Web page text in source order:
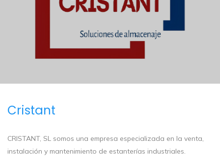
Cristant
CRISTANT, SL somos una empresa especializada en la venta,
instalación y mantenimiento de estanterías industriales.